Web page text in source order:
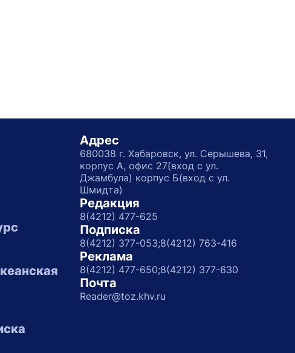
Адрес
680038 г. Хабаровск, ул. Серышева, 31,
корпус А, офис 27(вход с ул.
Джамбула) корпус Б(вход с ул.
Шмидта)
Редакция
8(4212) 477-625
Подписка
8(4212) 377-053;8(4212) 763-416
Реклама
8(4212) 477-650;8(4212) 377-630
Почта
Reader@toz.khv.ru